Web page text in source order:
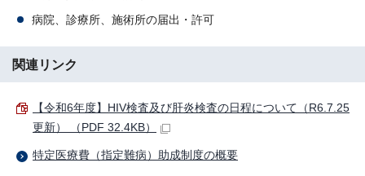
病院、診療所、施術所の届出・許可
関連リンク
【令和6年度】HIV検査及び肝炎検査の日程について（R6.7.25
更新） （PDF 32.4KB）
特定医療費（指定難病）助成制度の概要